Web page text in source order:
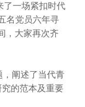
了一场紧扣时代
名党员六年寻
，大家再次齐
阐述了当代青
的范本及重要